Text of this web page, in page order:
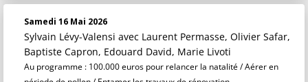
Samedi 16 Mai 2026
Sylvain Lévy-Valensi avec Laurent Permasse, Olivier Safar,
Baptiste Capron, Edouard David, Marie Livoti
Au programme : 100.000 euros pour relancer la natalité / Aérer en